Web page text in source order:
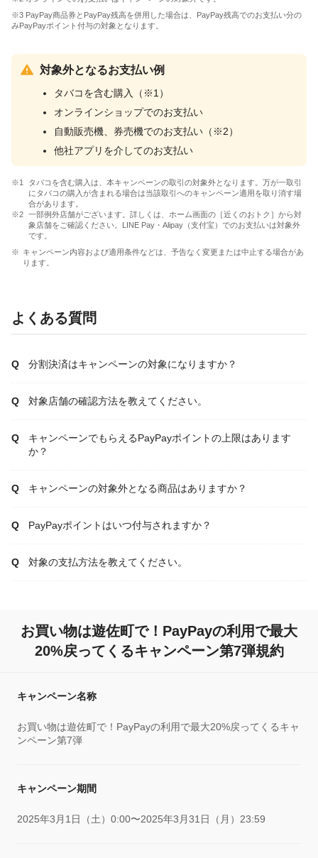
※3 PayPay商品券とPayPay残高を併用した場合は、PayPay残高でのお支払い分の
みPayPayポイント付与の対象となります。
対象外となるお支払い例
タバコを含む購入（※1）
オンラインショップでのお支払い
自動販売機、券売機でのお支払い（※2）
他社アプリを介してのお支払い
タバコを含む購入は、本キャンペーンの取引の対象外となります。万が一取引
にタバコの購入が含まれる場合は当該取引へのキャンペーン適用を取り消す場
合があります。
一部例外店舗がございます。詳しくは、ホーム画面の［近くのおトク］から対
象店舗をご確認ください。LINE Pay・Alipay（支付宝）でのお支払いは対象外
です。
キャンペーン内容および適用条件などは、予告なく変更または中止する場合があ
ります。
よくある質問
分割決済はキャンペーンの対象になりますか？
対象店舗の確認方法を教えてください。
キャンペーンでもらえるPayPayポイントの上限はあります
か？
キャンペーンの対象外となる商品はありますか？
PayPayポイントはいつ付与されますか？
対象の支払方法を教えてください。
お買い物は遊佐町で！PayPayの利用で最大
20%戻ってくるキャンペーン第7弾規約
キャンペーン名称
お買い物は遊佐町で！PayPayの利用で最大20%戻ってくるキャ
ンペーン第7弾
キャンペーン期間
2025年3月1日（土）0:00〜2025年3月31日（月）23:59